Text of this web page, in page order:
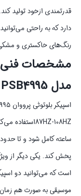
قدرتمندی ازخود تولید
دارد که به راحتی
رنگ‌های خاکستری و
مشخصات فنی
مدل PSB4995
است که می‌توانید دو
موسیقی به صورت هم